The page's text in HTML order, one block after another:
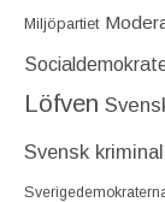
Miljöpartiet
Löfven
Svensk